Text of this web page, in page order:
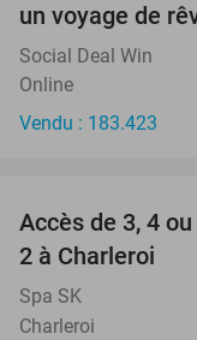
un voyage de
Social Deal Win
Online
Vendu : 183.423
Accès de 3, 4
2 à Charleroi
Spa SK
Charleroi